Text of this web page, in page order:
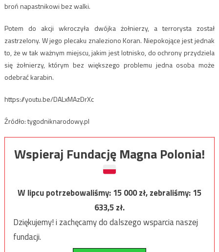
broń napastnikowi bez walki.
Potem do akcji wkroczyła dwójka żołnierzy, a terrorysta został
zastrzelony. W jego plecaku znaleziono Koran. Niepokojące jest jednak
to, że w tak ważnym miejscu, jakim jest lotnisko, do ochrony przydziela
się żołnierzy, którym bez większego problemu jedna osoba może
odebrać karabin.
https://youtu.be/DALxMAzDrXc
Źródło: tygodniknarodowy.pl
Wspieraj Fundację Magna Polonia!
W lipcu potrzebowaliśmy:15 000zł, zebraliśmy:15
633,5zł.
Dziękujemy! i zachęcamy do dalszego wsparcia naszej
fundacji.